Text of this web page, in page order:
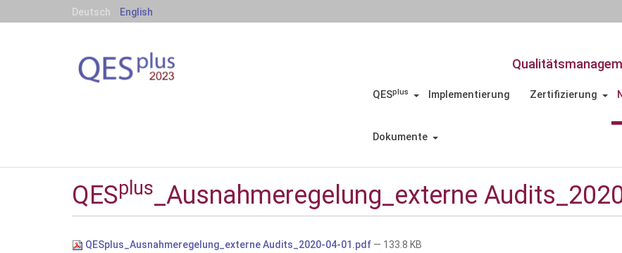
Deutsch English
QESplus Implementierung Zertifizierung
Dokumente
QESplus _Ausnahmeregelung_externe
QESplus_Ausnahmeregelung_externe Audits_2020-04-01.pdf — 133.8 KB